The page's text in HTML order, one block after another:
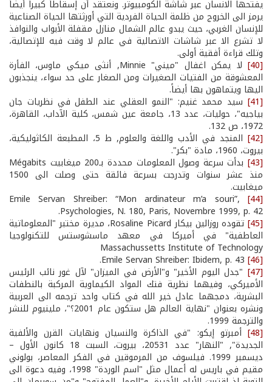
يفتحها الانسان عبر شاشة الكومبيوتر. ونعتقد أن إسقاطاً كبيراً أيضاً
يرمز الى الخروج من ظلمة الحياة الفردية التي أورثتها الحياة الصناعية
للإنسان الغربي، حيث يبدو عالم الشمال منازل مقفلة الأبواب والنوافذ
لا تشرع الا عبر شاشات الاتصالية في عالم لا وقت فيه للإتصالية،
وتلك قراءة أفقية أولى.
[40] لا يمكن اغفال "ميني" Minnie, أنثى ميكي ماوس، الفأرة
المعشوقة من الفتيات الصغيرات ومن الصغار على حد سواء، ينجذبون
اليها ويتماهون بها أيضاً.
[41] سيد محمد غنيم: "النمو العقلي عند الطفل في نظريات جان
بياجيه"، حوليات، عدد 13، جامعة عين شمس، كلية الآداب، القاهرة،
1972، ص 132.
[42] المنجد في الأدب واللغة والعلوم, ط 5، المطبعة الكاثوليكية،
بيروت، 1960، مادة "بكر".
[43] بدأت سرعة وصول المعلومات محددة بـ200 ميغابيت Mégabits
منذ عشر سنوات وتدرجت بسرعة فائقة حتى وصلت الى 1500
ميغابيت.
[44]
Emile Servan Shreiber: “Mon ardinateur m’a souri”,
Psychologies, N. 180, Paris, Novembre 1999, p. 42.
[45] تقوده روزالين بيكار Rosaline Picard، مديرة مختبر "المعلوماتية
العاطفية" في أميركا في معهد ماسشوستس للتكنولوجيا
Massachussetts Institute of Technology
[46]
[47] "جدل اليوم الأخير" و"الأرض في الميزان" لآل غور نائب الرئيس
الأميركي، وفيهما نظرية فتك المواد الكيماوية المركبة بالنطفات
البشرية، دمجهما عادل خير الله في كتاب واحد ترجمه الى العربية
ونشره بعنوان "نهاية العالم هل ستكون عام 2001؟"، ملينيوم للنشر
والترجمة 1999.
[48] أمبرتو إيكو: "في الذاكرة والنسيان ونهايات القرن والألفية
الجديدة", "النهار" عدد 20531، بيروت، السبت 18 كانون الأول –
ديسمبر 1999. فيلسوف من المرموقين في الفكر المعاصر، بولوني
مقيم في باريس له أعمال مثل "اسم الوردة" 1998، وفيه دعوة الى